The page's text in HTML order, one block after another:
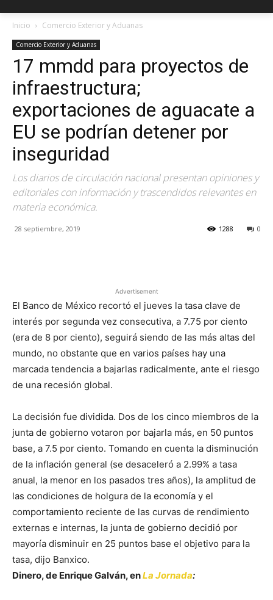
Inicio Comercio Exterior y Aduanas
Comercio Exterior y Aduanas
17 mmdd para proyectos de
infraestructura;
exportaciones de aguacate a
EU se podrían detener por
inseguridad
Los diarios de circulación nacional presentan opiniones y
editoriales con información y trascendidos relevantes en
materia económica.
28 septiembre, 2019 0
1288
Advertisement
El Banco de México recortó el jueves la tasa clave de
interés por segunda vez consecutiva, a 7.75 por ciento
(era de 8 por ciento), seguirá siendo de las más altas del
mundo, no obstante que en varios países hay una
marcada tendencia a bajarlas radicalmente, ante el riesgo
de una recesión global.
La decisión fue dividida. Dos de los cinco miembros de la
junta de gobierno votaron por bajarla más, en 50 puntos
base, a 7.5 por ciento. Tomando en cuenta la disminución
de la inflación general (se desaceleró a 2.99% a tasa
anual, la menor en los pasados tres años), la amplitud de
las condiciones de holgura de la economía y el
comportamiento reciente de las curvas de rendimiento
externas e internas, la junta de gobierno decidió por
mayoría disminuir en 25 puntos base el objetivo para la
tasa, dijo Banxico.
Dinero, de Enrique Galván, enLa Jornada: